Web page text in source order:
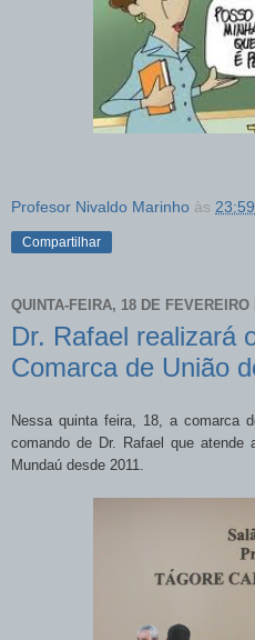
Profesor Nivaldo Marinho às
Compartilhar
QUINTA-FEIRA, 18 DE FEVEREIRO
Dr. Rafael realizará
Comarca de União
Nessa quinta feira, 18, a comarca
comando de Dr. Rafael que
Mundaú desde 2011.